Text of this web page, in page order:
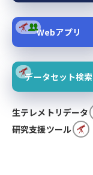
Webアプリ
データセット検索
生テレメトリデータ
研究支援ツール